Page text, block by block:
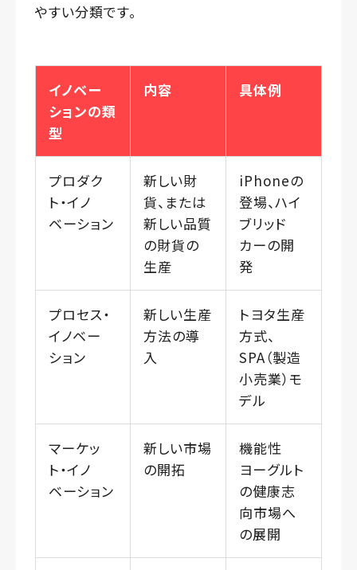
やすい分類です。
イノベー
ションの類
型
内容 具体例
プロダク
ト・イノ
ベーション
新しい財
貨、または
新しい品質
の財貨の
生産
iPhoneの
登場、ハイ
ブリッド
カーの開
発
プロセス・
イノベー
ション
新しい生産
方法の導
入
トヨタ生産
方式、
SPA（製造
小売業）モ
デル
マーケッ
ト・イノ
ベーション
新しい市場
の開拓
機能性
ヨーグルト
の健康志
向市場へ
の展開